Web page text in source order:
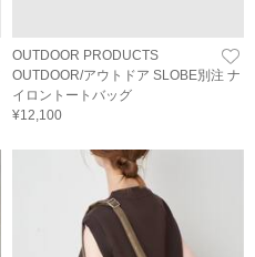
OUTDOOR PRODUCTS
OUTDOOR/アウトドア SLOBE別注 ナ
イロントートバッグ
¥12,100